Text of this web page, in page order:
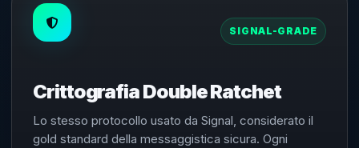
SIGNAL-GRADE
Crittografia Double Ratchet
Lo stesso protocollo usato da Signal, considerato il
gold standard della messaggistica sicura. Ogni